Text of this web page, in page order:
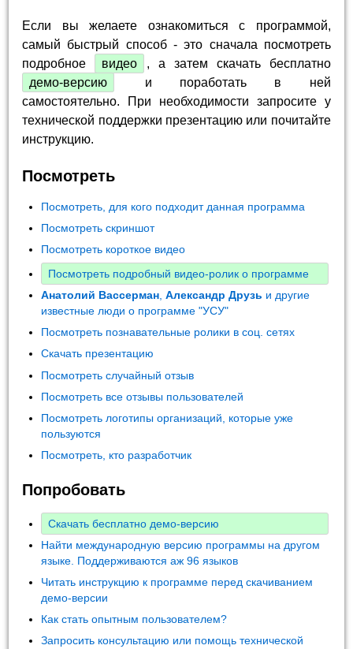
Если вы желаете ознакомиться с программой,
самый быстрый способ - это сначала посмотреть
подробное
видео
, а затем скачать бесплатно
демо-версию
и поработать в ней
самостоятельно. При необходимости запросите у
технической поддержки презентацию или почитайте
инструкцию.
Посмотреть
Посмотреть, для кого подходит данная программа
Посмотреть скриншот
Посмотреть короткое видео
Посмотреть подробный видео-ролик о программе
Анатолий Вассерман ,Александр Друзь и другие
известные люди о программе "УСУ"
Посмотреть познавательные ролики в соц. сетях
Скачать презентацию
Посмотреть случайный отзыв
Посмотреть все отзывы пользователей
Посмотреть логотипы организаций, которые уже
пользуются
Посмотреть, кто разработчик
Попробовать
Скачать бесплатно демо-версию
Найти международную версию программы на другом
языке. Поддерживаются аж 96 языков
Читать инструкцию к программе перед скачиванием
демо-версии
Как стать опытным пользователем?
Запросить консультацию или помощь технической